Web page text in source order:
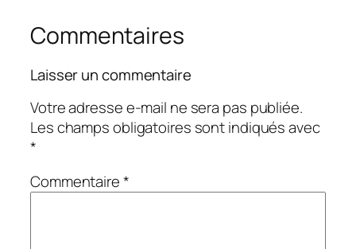
Commentaires
Laisser un commentaire
Votre adresse e-mail ne sera pas publiée.
Les champs obligatoires sont indiqués avec
*
Commentaire*